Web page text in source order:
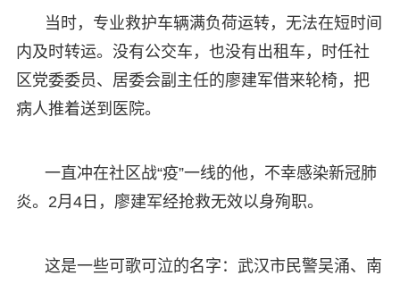
当时，专业救护车辆满负荷运转，无法在短时间
内及时转运。没有公交车，也没有出租车，时任社
区党委委员、居委会副主任的廖建军借来轮椅，把
病人推着送到医院。
一直冲在社区战“疫”一线的他，不幸感染新冠肺
炎。2月4日，廖建军经抢救无效以身殉职。
这是一些可歌可泣的名字：武汉市民警吴涌、南